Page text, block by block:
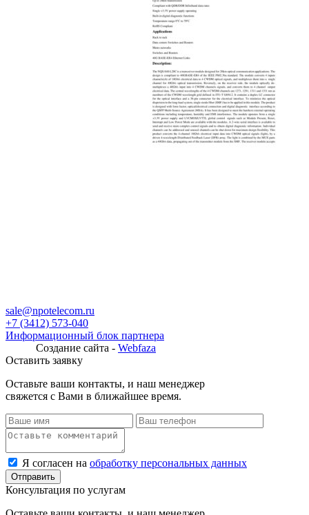
sale@npotelecom.ru
+7 (3412) 573-040
Информационный блок партнера
Создание сайта - Webfaza
Оставить заявку
Оставьте ваши контакты, и наш менеджер
свяжется с Вами в ближайшее время.
Я согласен на обработку персональных данных
Консультация по услугам